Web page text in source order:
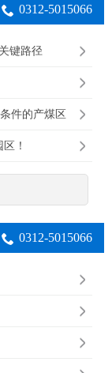
0312-5015066
键路径
件的产煤区
！
0312-5015066